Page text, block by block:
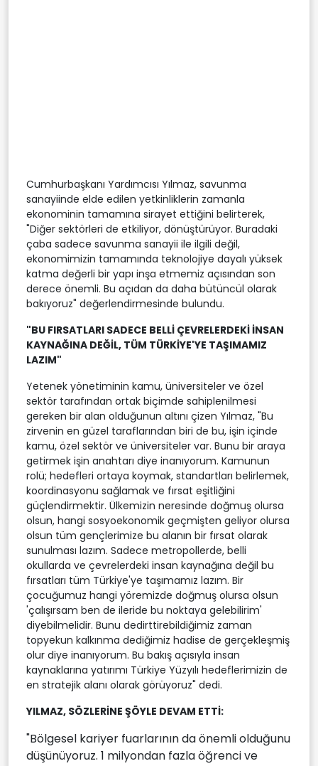
Cumhurbaşkanı Yardımcısı Yılmaz, savunma
sanayiinde elde edilen yetkinliklerin zamanla
ekonominin tamamına sirayet ettiğini belirterek,
"Diğer sektörleri de etkiliyor, dönüştürüyor. Buradaki
çaba sadece savunma sanayii ile ilgili değil,
ekonomimizin tamamında teknolojiye dayalı yüksek
katma değerli bir yapı inşa etmemiz açısından son
derece önemli. Bu açıdan da daha bütüncül olarak
bakıyoruz" değerlendirmesinde bulundu.
"BU FIRSATLARI SADECE BELLİ ÇEVRELERDEKİ İNSAN
KAYNAĞINA DEĞİL, TÜM TÜRKİYE'YE TAŞIMAMIZ
LAZIM"
Yetenek yönetiminin kamu, üniversiteler ve özel
sektör tarafından ortak biçimde sahiplenilmesi
gereken bir alan olduğunun altını çizen Yılmaz, "Bu
zirvenin en güzel taraflarından biri de bu, işin içinde
kamu, özel sektör ve üniversiteler var. Bunu bir araya
getirmek işin anahtarı diye inanıyorum. Kamunun
rolü; hedefleri ortaya koymak, standartları belirlemek,
koordinasyonu sağlamak ve fırsat eşitliğini
güçlendirmektir. Ülkemizin neresinde doğmuş olursa
olsun, hangi sosyoekonomik geçmişten geliyor olursa
olsun tüm gençlerimize bu alanın bir fırsat olarak
sunulması lazım. Sadece metropollerde, belli
okullarda ve çevrelerdeki insan kaynağına değil bu
fırsatları tüm Türkiye'ye taşımamız lazım. Bir
çocuğumuz hangi yöremizde doğmuş olursa olsun
'çalışırsam ben de ileride bu noktaya gelebilirim'
diyebilmelidir. Bunu dedirttirebildiğimiz zaman
topyekun kalkınma dediğimiz hadise de gerçekleşmiş
olur diye inanıyorum. Bu bakış açısıyla insan
kaynaklarına yatırımı Türkiye Yüzyılı hedeflerimizin de
en stratejik alanı olarak görüyoruz" dedi.
YILMAZ, SÖZLERİNE ŞÖYLE DEVAM ETTİ:
"Bölgesel kariyer fuarlarının da önemli olduğunu
düşünüyoruz. 1 milyondan fazla öğrenci ve